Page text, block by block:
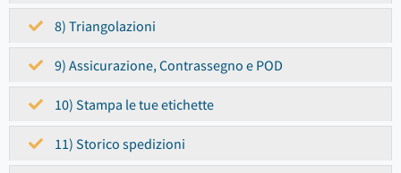
8) Triangolazioni
9) Assicurazione, Contrassegno e POD
10) Stampa le tue etichette
11) Storico spedizioni